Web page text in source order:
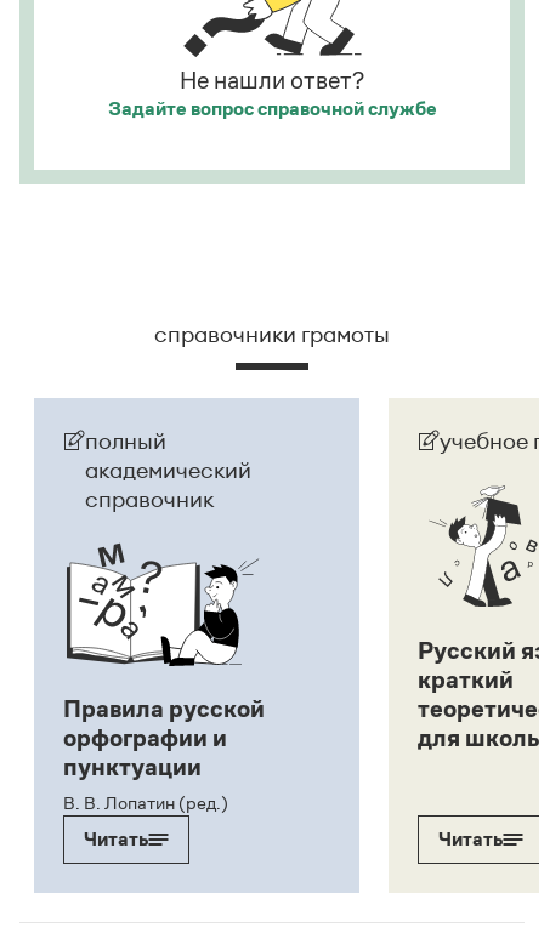
Не нашли ответ?
Задайте вопроссправочной службе
справочники грамоты
полный
академический
справочник
Правила русской
орфографии и
пунктуации
В. В. Лопатин (ред.)
Читать
учебное
Русский
краткий
для
Читать